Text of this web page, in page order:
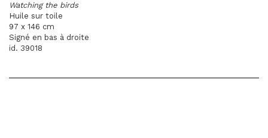
Watching the birds
Huile sur toile
97 x 146 cm
Signé en bas à droite
id. 39018